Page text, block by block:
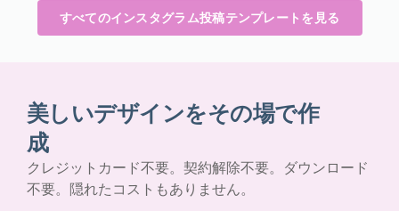
すべてのインスタグラム投稿テンプレートを見る
美しいデザインをその場で作
成
クレジットカード不要。契約解除不要。ダウンロード
不要。隠れたコストもありません。